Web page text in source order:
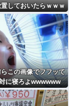
しておいたらｗｗｗ
ｗｗｗｗwwww
らこの画像でフフッて
に寝ろよwwwwww